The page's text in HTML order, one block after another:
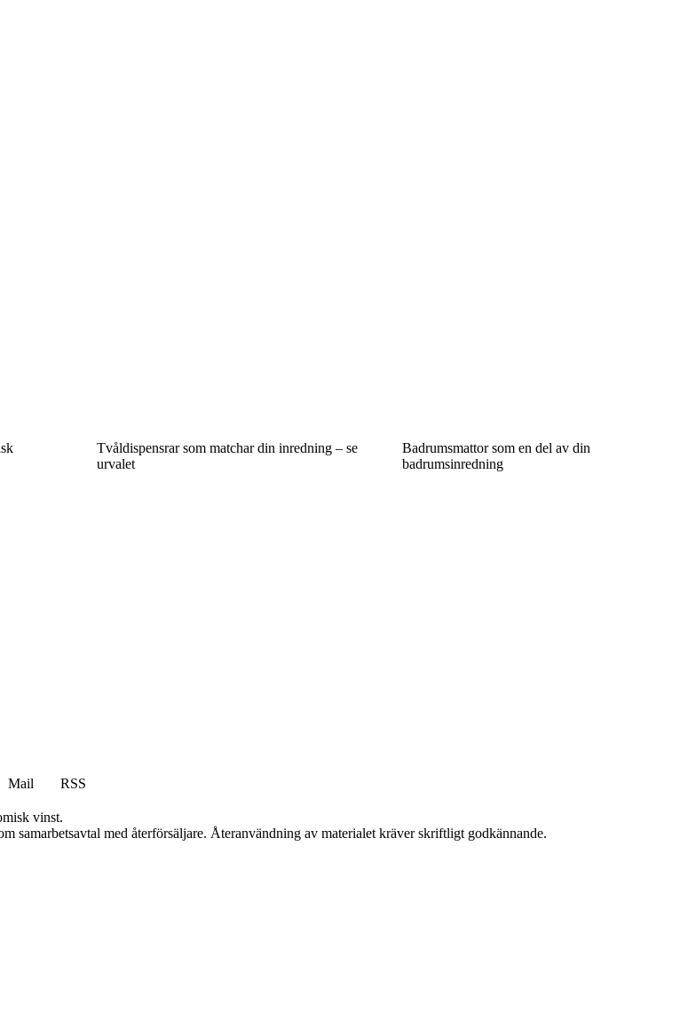
Tvåldispensrar som matchar din inredning – se
urvalet
Badrumsmattor som en del av din
badrumsinredning
Mail
RSS
vinst.
med återförsäljare. Återanvändning av materialet kräver skriftligt godkännande.